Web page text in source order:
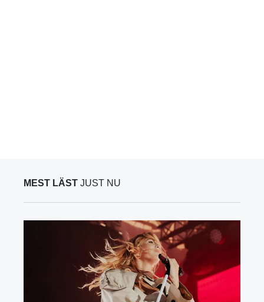
MEST LÄST JUST NU